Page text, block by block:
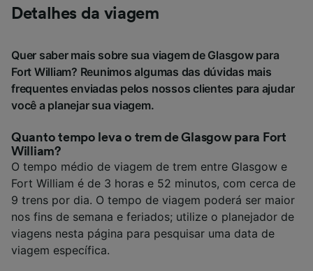
Detalhes da viagem
Quer saber mais sobre sua viagem de Glasgow para
Fort William? Reunimos algumas das dúvidas mais
frequentes enviadas pelos nossos clientes para ajudar
você a planejar sua viagem.
Quanto tempo leva o trem de Glasgow para Fort
William?
O tempo médio de viagem de trem entre Glasgow e
Fort William é de 3 horas e 52 minutos, com cerca de
9 trens por dia. O tempo de viagem poderá ser maior
nos fins de semana e feriados; utilize o planejador de
viagens nesta página para pesquisar uma data de
viagem específica.